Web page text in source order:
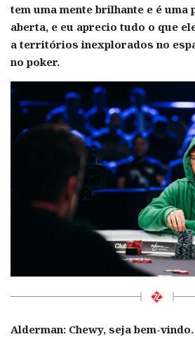
tem uma mente brilhante e é uma
aberta, e eu aprecio tudo o que
a territórios inexplorados no
no poker.
Alderman: Chewy, seja bem-